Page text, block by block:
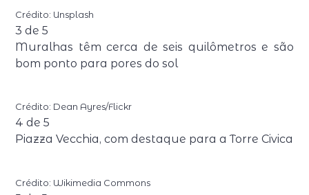
Crédito: Unsplash
3 de5
Muralhas têm cerca de seis quilômetros e são
bom ponto para pores do sol
Crédito: Dean Ayres/Flickr
4 de5
Piazza Vecchia, com destaque para a Torre Civica
Crédito: Wikimedia Commons